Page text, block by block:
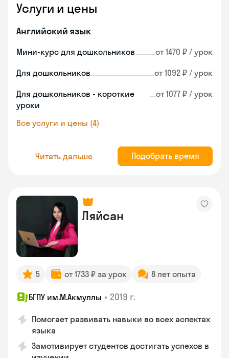
Услуги и цены
Английский язык
Мини-курс для дошкольников от 1470 ₽ / урок
Для дошкольников от 1092 ₽ / урок
Для дошкольников - короткие
уроки
от 1077 ₽ / урок
Все услуги и цены (4)
Читать дальше Подобрать время
Ляйсан
5 от 1733 ₽ за урок 8 лет опыта
БГПУ им.М.Акмуллы • 2019 г.
Помогает развивать навыки во всех аспектах
языка
Замотивирует студентов достигать успехов в